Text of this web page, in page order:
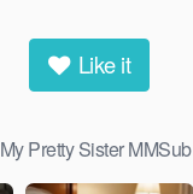
Like it
My Pretty Sister MMSub